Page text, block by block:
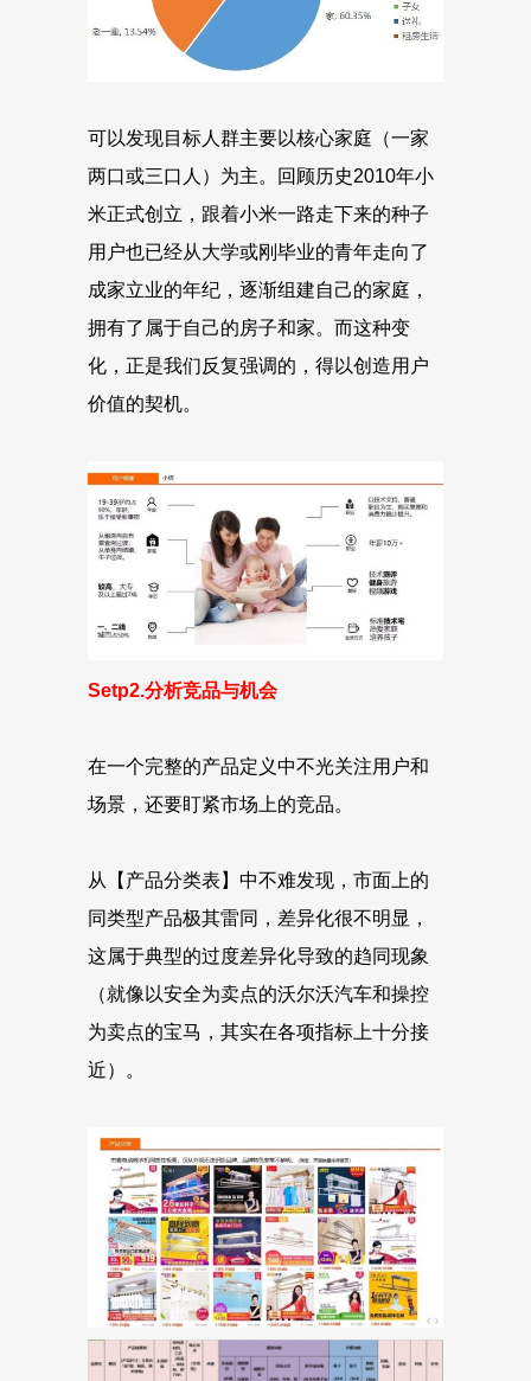
可以发现目标人群主要以核心家庭（一家
两口或三口人）为主。回顾历史2010年小
米正式创立，跟着小米一路走下来的种子
用户也已经从大学或刚毕业的青年走向了
成家立业的年纪，逐渐组建自己的家庭，
拥有了属于自己的房子和家。而这种变
化，正是我们反复强调的，得以创造用户
价值的契机。
Setp2.分析竞品与机会
在一个完整的产品定义中不光关注用户和
场景，还要盯紧市场上的竞品。
从【产品分类表】中不难发现，市面上的
同类型产品极其雷同，差异化很不明显，
这属于典型的过度差异化导致的趋同现象
（就像以安全为卖点的沃尔沃汽车和操控
为卖点的宝马，其实在各项指标上十分接
近）。